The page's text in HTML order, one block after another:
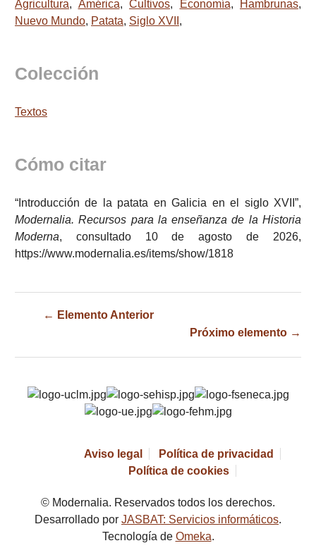
Agricultura, América, Cultivos, Economía, Hambrunas,
Nuevo Mundo, Patata, Siglo XVII ,
Colección
Textos
Cómo citar
“Introducción de la patata en Galicia en el siglo XVII”,
Modernalia. Recursos para la enseñanza de la Historia
Moderna, consultado 10 de agosto de 2026,
https://www.modernalia.es/items/show/1818
← Elemento Anterior
Próximo elemento →
Aviso legal
Política de privacidad
Política de cookies
© Modernalia. Reservados todos los derechos.
Desarrollado por JASBAT: Servicios informáticos.
Tecnología de Omeka.